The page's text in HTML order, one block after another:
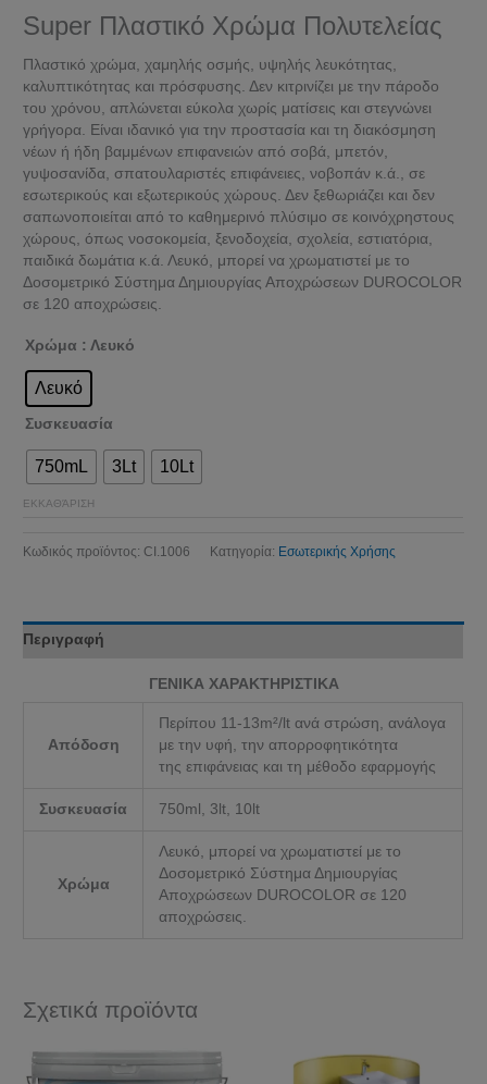
Super Πλαστικό Χρώμα Πολυτελείας
Πλαστικό χρώμα, χαμηλής οσμής, υψηλής λευκότητας,
καλυπτικότητας και πρόσφυσης. Δεν κιτρινίζει με την πάροδο
του χρόνου, απλώνεται εύκολα χωρίς ματίσεις και στεγνώνει
γρήγορα. Είναι ιδανικό για την προστασία και τη διακόσμηση
νέων ή ήδη βαμμένων επιφανειών από σοβά, μπετόν,
γυψοσανίδα, σπατουλαριστές επιφάνειες, νοβοπάν κ.ά., σε
εσωτερικούς και εξωτερικούς χώρους. Δεν ξεθωριάζει και δεν
σαπωνοποιείται από το καθημερινό πλύσιμο σε κοινόχρηστους
χώρους, όπως νοσοκομεία, ξενοδοχεία, σχολεία, εστιατόρια,
παιδικά δωμάτια κ.ά. Λευκό, μπορεί να χρωματιστεί με το
Δοσομετρικό Σύστημα Δημιουργίας Αποχρώσεων DUROCOLOR
σε 120 αποχρώσεις.
Χρώμα : Λευκό
Λευκό
Συσκευασία
750mL 3Lt 10Lt
ΕΚΚΑΘΆΡΙΣΗ
Κωδικός προϊόντος: CI.1006 Κατηγορία: Εσωτερικής Χρήσης
Περιγραφή
ΓΕΝΙΚΑ ΧΑΡΑΚΤΗΡΙΣΤΙΚΑ
Απόδοση
Περίπου 11-13m²/lt ανά στρώση, ανάλογα
με την υφή, την απορροφητικότητα
της επιφάνειας και τη μέθοδο εφαρμογής
Συσκευασία 750ml, 3lt, 10lt
Χρώμα
Λευκό, μπορεί να χρωματιστεί με το
Δοσομετρικό Σύστημα Δημιουργίας
Αποχρώσεων DUROCOLOR σε 120
αποχρώσεις.
Σχετικά προϊόντα